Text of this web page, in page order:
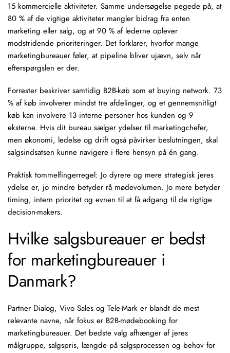
15 kommercielle aktiviteter. Samme undersøgelse pegede på, at
80 % af de vigtige aktiviteter mangler bidrag fra enten
marketing eller salg, og at 90 % af lederne oplever
modstridende prioriteringer. Det forklarer, hvorfor mange
marketingbureauer føler, at pipeline bliver ujævn, selv når
efterspørgslen er der.
Forrester beskriver samtidig B2B-køb som et buying network. 73
% af køb involverer mindst tre afdelinger, og et gennemsnitligt
køb kan involvere 13 interne personer hos kunden og 9
eksterne. Hvis dit bureau sælger ydelser til marketingchefer,
men økonomi, ledelse og drift også påvirker beslutningen, skal
salgsindsatsen kunne navigere i flere hensyn på én gang.
Praktisk tommelfingerregel: Jo dyrere og mere strategisk jeres
ydelse er, jo mindre betyder rå mødevolumen. Jo mere betyder
timing, intern prioritet og evnen til at få adgang til de rigtige
decision-makers.
Hvilke salgsbureauer er bedst
for marketingbureauer i
Danmark?
Partner Dialog, Vivo Sales og Tele-Mark er blandt de mest
relevante navne, når fokus er B2B-mødebooking for
marketingbureauer. Det bedste valg afhænger af jeres
målgruppe, salgspris, længde på salgsprocessen og behov for